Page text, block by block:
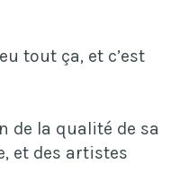
tout ça, et c’est
de la qualité de sa
et des artistes